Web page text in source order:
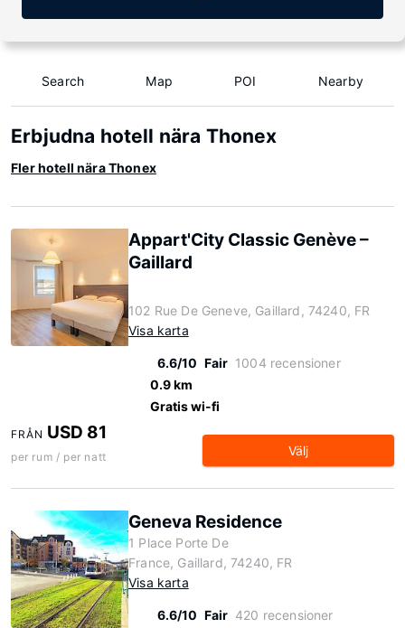
Search Map POI Nearby
Erbjudna hotell nära Thonex
Fler hotell nära Thonex
Appart'City Classic Genève –
Gaillard
102 Rue De Geneve, Gaillard, 74240, FR
Visa karta
6.6/10 Fair 1004 recensioner
0.9 km
Gratis wi-fi
FRÅN USD 81
per rum / per natt Välj
Geneva Residence
1 Place Porte De
France, Gaillard, 74240, FR
Visa karta
6.6/10 Fair 420 recensioner